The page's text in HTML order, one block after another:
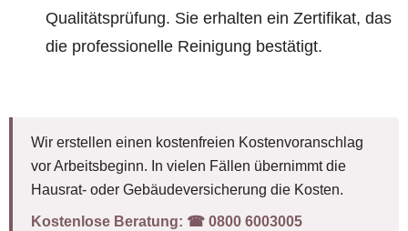
Qualitätsprüfung. Sie erhalten ein Zertifikat, das
die professionelle Reinigung bestätigt.
Wir erstellen einen kostenfreien Kostenvoranschlag
vor Arbeitsbeginn. In vielen Fällen übernimmt die
Hausrat- oder Gebäudeversicherung die Kosten.
Kostenlose Beratung: ☎︎ 0800 6003005